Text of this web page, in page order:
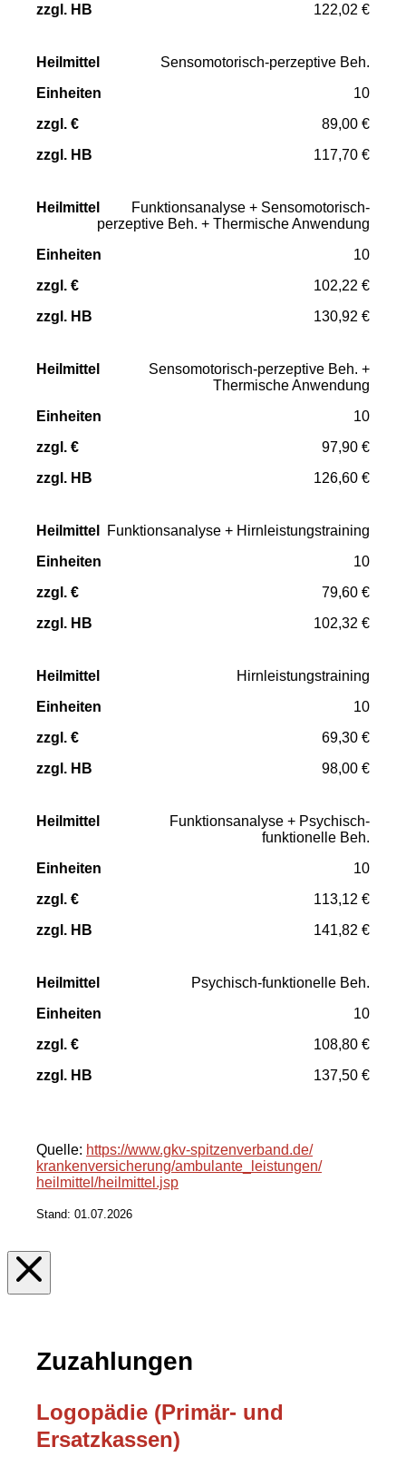
122,02 €
Sensomotorisch-perzeptive Beh.
10
89,00 €
117,70 €
Funktionsanalyse + Sensomotorisch-
perzeptive Beh. + Thermische Anwendung
10
102,22 €
130,92 €
Sensomotorisch-perzeptive Beh. +
Thermische Anwendung
10
97,90 €
126,60 €
Funktionsanalyse + Hirnleistungstraining
10
79,60 €
102,32 €
Hirnleistungstraining
10
69,30 €
98,00 €
Funktionsanalyse + Psychisch-
funktionelle Beh.
10
113,12 €
141,82 €
Psychisch-funktionelle Beh.
10
108,80 €
137,50 €
Quelle: https://www.gkv-spitzenverband.de/
krankenversicherung/ambulante_leistungen/
heilmittel/heilmittel.jsp
Stand: 01.07.2026
Zuzahlungen
Logopädie (Primär- und
Ersatzkassen)